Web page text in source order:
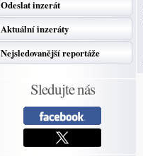
Odeslat inzerát
Aktuální inzeráty
Nejsledovanější reportáže
Sledujte nás